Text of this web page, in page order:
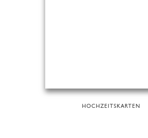
HOCHZEITSKARTEN